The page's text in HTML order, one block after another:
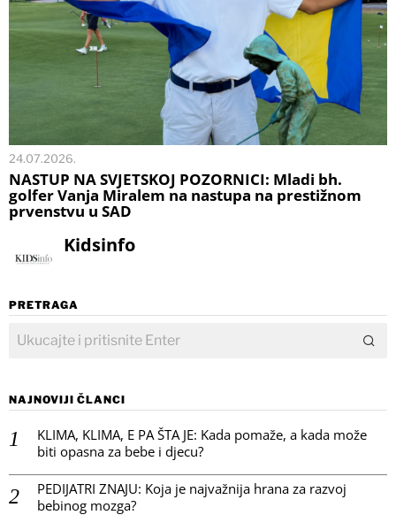
24.07.2026.
NASTUP NA SVJETSKOJ POZORNICI: Mladi bh.
golfer Vanja Miralem na nastupa na prestižnom
prvenstvu u SAD
Kidsinfo
PRETRAGA
NAJNOVIJI ČLANCI
KLIMA, KLIMA, E PA ŠTA JE: Kada pomaže, a kada može
biti opasna za bebe i djecu?
PEDIJATRI ZNAJU: Koja je najvažnija hrana za razvoj
bebinog mozga?